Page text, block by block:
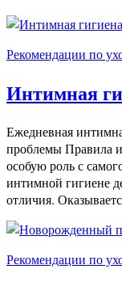
Рекомендации по
Интимная
Ежедневная
проблемы Правила
особую роль с
интимной гигиене
отличия.
Рекомендации по